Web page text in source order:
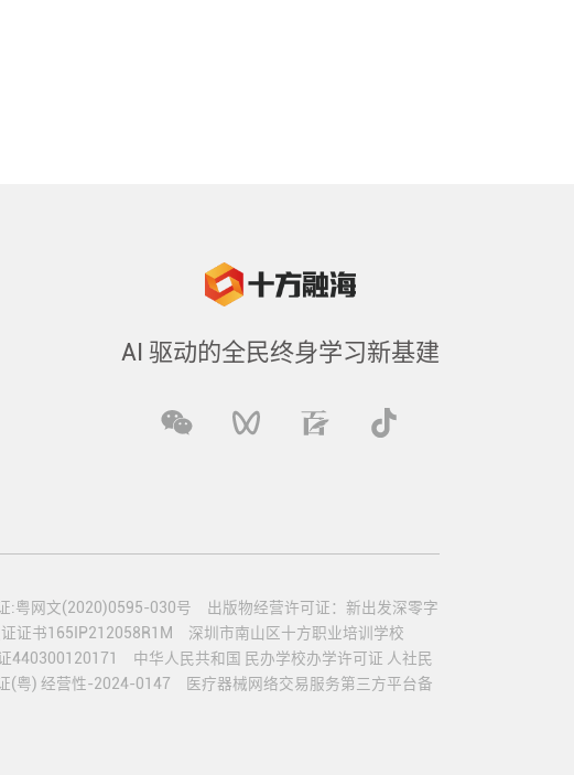
AI 驱动的全民终身学习新基建
:粤网文(2020)0595-030号
出版物经营许可证：新出发深零字
证书165IP212058R1M
深圳市南山区十方职业培训学校
440300120171
中华人民共和国 民办学校办学许可证 人社民
(粤) 经营性-2024-0147
医疗器械网络交易服务第三方平台备